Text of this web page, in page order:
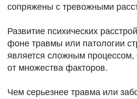
сопряжены с тревожными
Развитие психических
фоне травмы или патологии
является сложным процессом,
от множества факторов.
Чем серьезнее травма или